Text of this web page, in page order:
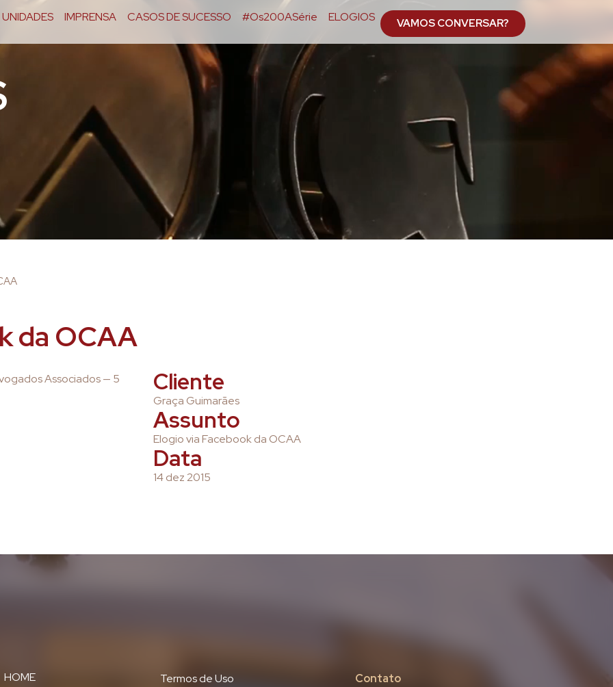
UNIDADES IMPRENSA CASOS DE SUCESSO #Os200ASérie ELOGIOS VAMOS CONVERSAR?
da OCAA
Associados — 5 Cliente
Graça Guimarães
Assunto
Elogio via Facebook da OCAA
Data
14 dez 2015
HOME
Termos de Uso
Contato